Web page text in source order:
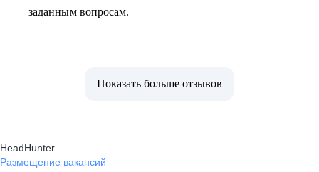
заданным вопросам.
Показать больше отзывов
HeadHunter
Размещение вакансий